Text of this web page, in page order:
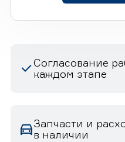
Согласование
каждом этапе
Запчасти и
в наличии